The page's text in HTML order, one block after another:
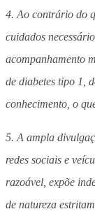
4. Ao contrário do
cuidados
acompanhamento
de diabetes tipo 1,
conhecimento, o
5. A ampla
redes sociais e
razoável, expõe
de natureza